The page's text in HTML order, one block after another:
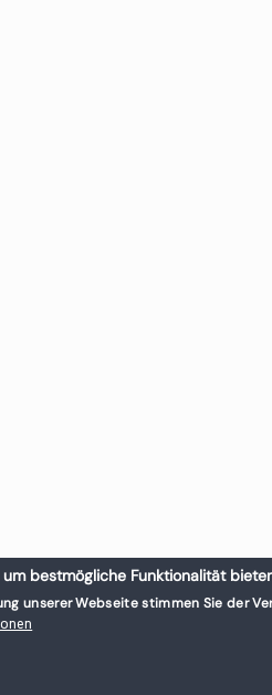
bestmögliche Funktionalität
unserer Webseite stimmen Sie der